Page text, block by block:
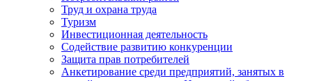
Труд и охрана труда
Туризм
Инвестиционная деятельность
Содействие развитию конкуренции
Защита прав потребителей
Анкетирование среди предприятий, занятых в